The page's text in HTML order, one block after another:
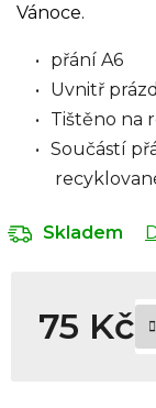
Vánoce.
přání A6
Uvnitř
Tištěno na
Součástí
Skladem
75 Kč